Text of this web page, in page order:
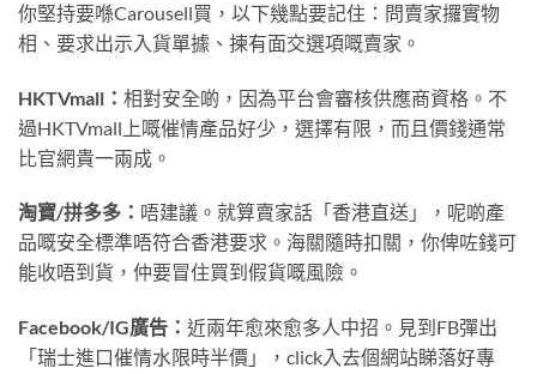
你堅持要喺Carousell買，以下幾點要記住：問賣家攞實物
相、要求出示入貨單據、揀有面交選項嘅賣家。
HKTVmall： 相對安全啲，因為平台會審核供應商資格。不
過HKTVmall上嘅催情產品好少，選擇有限，而且價錢通常
比官網貴一兩成。
淘寶/拼多多： 唔建議。就算賣家話「香港直送」，呢啲產
品嘅安全標準唔符合香港要求。海關隨時扣關，你俾咗錢可
能收唔到貨，仲要冒住買到假貨嘅風險。
Facebook/IG廣告： 近兩年愈來愈多人中招。見到FB彈出
「瑞士進口催情水限時半價」，click入去個網站睇落好專